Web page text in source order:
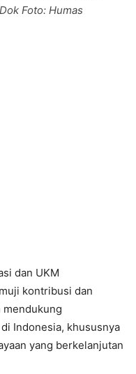
Foto: Humas
dan UKM
kontribusi dan
mendukung
Indonesia, khususnya
yang berkelanjutan